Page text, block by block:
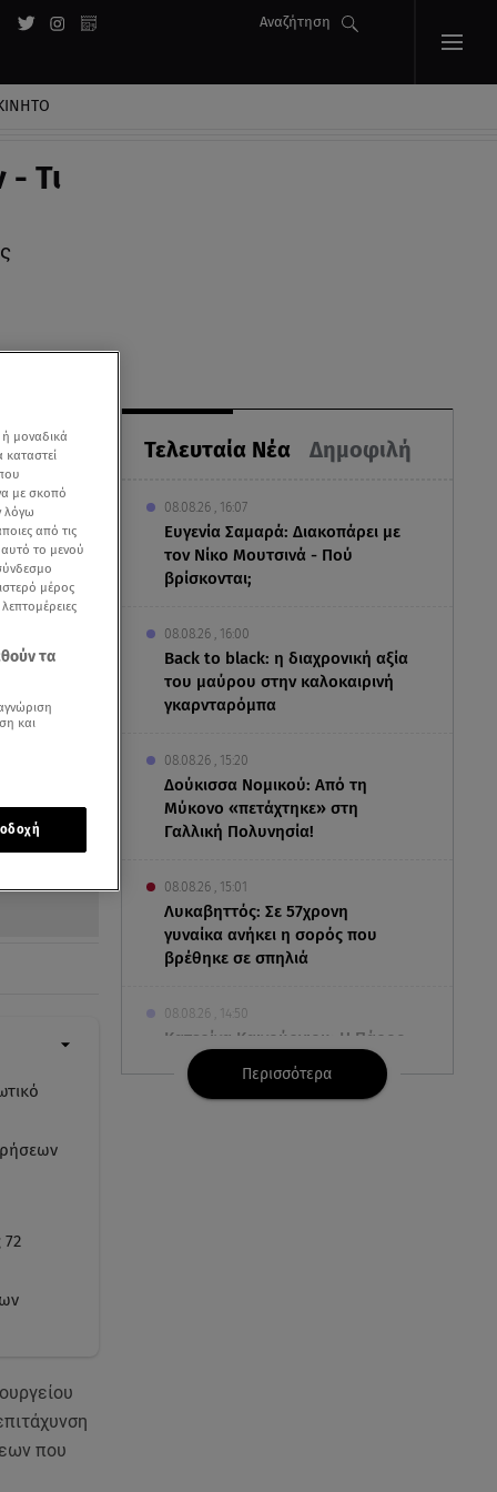
Αναζήτηση
Τι
Τελευταία Νέα Δημοφιλή
08.08.26 , 16:07
Ευγενία Σαμαρά: Διακοπάρει με
τον Νίκο Μουτσινά - Πού
βρίσκονται;
08.08.26 , 16:00
Back to black: η διαχρονική αξία
του μαύρου στην καλοκαιρινή
γκαρνταρόμπα
08.08.26 , 15:20
Δούκισσα Νομικού: Από τη
Μύκονο «πετάχτηκε» στη
Γαλλική Πολυνησία!
08.08.26 , 15:01
Λυκαβηττός: Σε 57χρονη
γυναίκα ανήκει η σορός που
βρέθηκε σε σπηλιά
08.08.26 , 14:50
Κατερίνα Καινούργιου: Η Πάρος
και το cool φορμάκι της
κορούλας της!
Περισσότερα
που
μοναδικά
με σκοπό
λόγω
από τις
αυτό το μενού
μέρος
τα
και